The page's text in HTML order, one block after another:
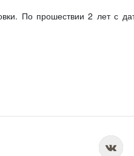
По прошествии 2 лет с